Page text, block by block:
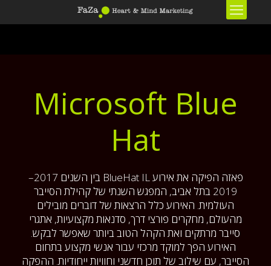
Microsoft Blue
Hat
פאזה הפיקה את אירוע BlueHat IL בין השנים 2017–
2019 בתל אביב, המפגש השנתי של קהילת הסייבר
העולמית. האירוע כלל הרצאות של דוברים מובילים
מהעולם, מחקרים פורצי דרך, סדנאות מקצועיות, אתגרי
סייבר מרתקים ואת הקהל הטוב ביותר שאפשר לבקש.
האירוע הפך למוקד מרכזי עבור אנשי מקצוע בתחום
הסייבר, עם שילוב של תוכן חדשני וחוויות ייחודיות. ההפקה